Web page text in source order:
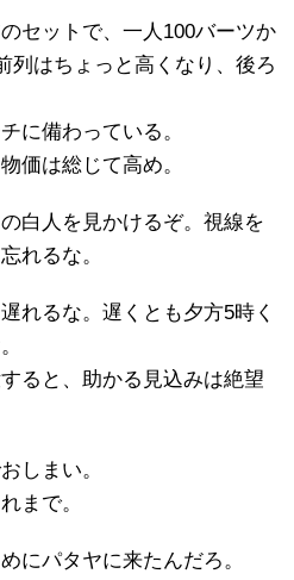
セットで、一人100バーツか
列はちょっと高くなり、後ろ
に備わっている。
価は総じて高め。
白人を見かけるぞ。視線を
れるな。
れるな。遅くとも夕方5時く
ると、助かる見込みは絶望
しまい。
まで。
にパタヤに来たんだろ。